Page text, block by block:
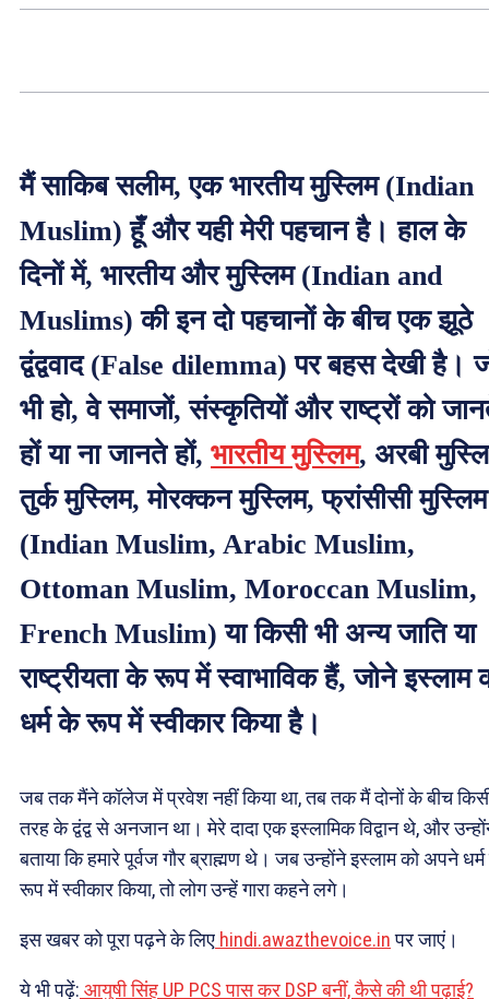
मैं साकिब सलीम, एक भारतीय मुस्लिम (Indian
Muslim) हूँ और यही मेरी पहचान है। हाल के
दिनों में, भारतीय और मुस्लिम (Indian and
Muslims) की इन दो पहचानों के बीच एक झूठे
द्वंद्ववाद (False dilemma) पर बहस देखी है।
भी हो, वे समाजों, संस्कृतियों और राष्ट्रों को
हों या ना जानते हों, भारतीय मुस्लिम, अरबी
तुर्क मुस्लिम, मोरक्कन मुस्लिम, फ्रांसीसी मुस्लिम
(Indian Muslim, Arabic Muslim,
Ottoman Muslim, Moroccan Muslim,
French Muslim) या किसी भी अन्य जाति या
राष्ट्रीयता के रूप में स्वाभाविक हैं, जोने इस्लाम
धर्म के रूप में स्वीकार किया है।
जब तक मैंने कॉलेज में प्रवेश नहीं किया था, तब तक मैं दोनों के बीच
तरह के द्वंद्व से अनजान था। मेरे दादा एक इस्लामिक विद्वान थे, और
बताया कि हमारे पूर्वज गौर ब्राह्मण थे। जब उन्होंने इस्लाम को अपने
रूप में स्वीकार किया, तो लोग उन्हें गारा कहने लगे।
इस खबर को पूरा पढ़ने के लिए hindi.awazthevoice.inपर जाएं।
ये भी पढ़ें: आयुषी सिंह UP PCS पास कर DSP बनीं, कैसे की थी पढ़ाई?